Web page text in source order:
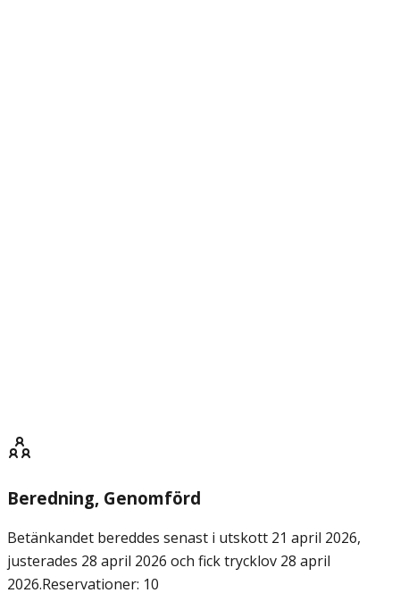
Beredning, Genomförd
Betänkandet bereddes senast i utskott 21 april 2026,
justerades 28 april 2026 och fick trycklov 28 april
2026.Reservationer: 10